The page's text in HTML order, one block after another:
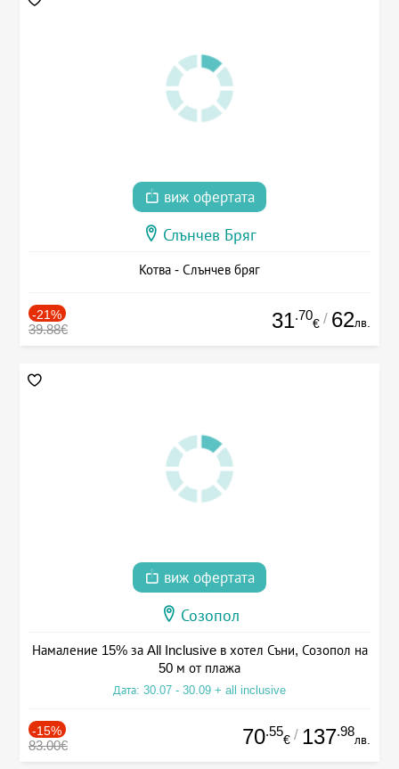
виж офертата
Слънчев Бряг
Котва - Слънчев бряг
-21%
39.88€ 31.70
€ / 62лв.
виж офертата
Созопол
Намаление 15% за All Inclusive в хотел Съни, Созопол на
50 м от плажа
Дата: 30.07 - 30.09 + all inclusive
-15%
83.00€ 70.55
€ / 137.98
лв.